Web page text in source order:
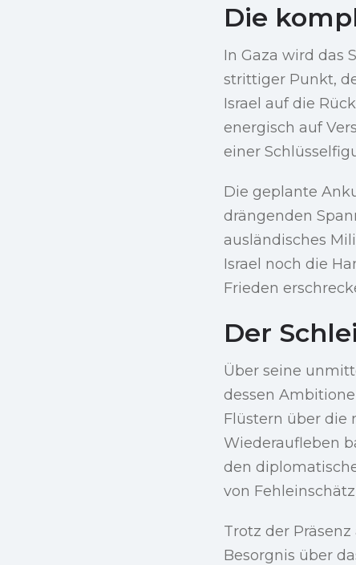
Die
In Gaza wird das
strittiger Punkt,
Israel auf die
energisch auf
einer
Die geplante
drängenden
ausländisches
Israel noch die
Frieden
Der
Über seine
dessen
Flüstern über die
Wiederaufleben
den
von
Trotz der
Besorgnis über